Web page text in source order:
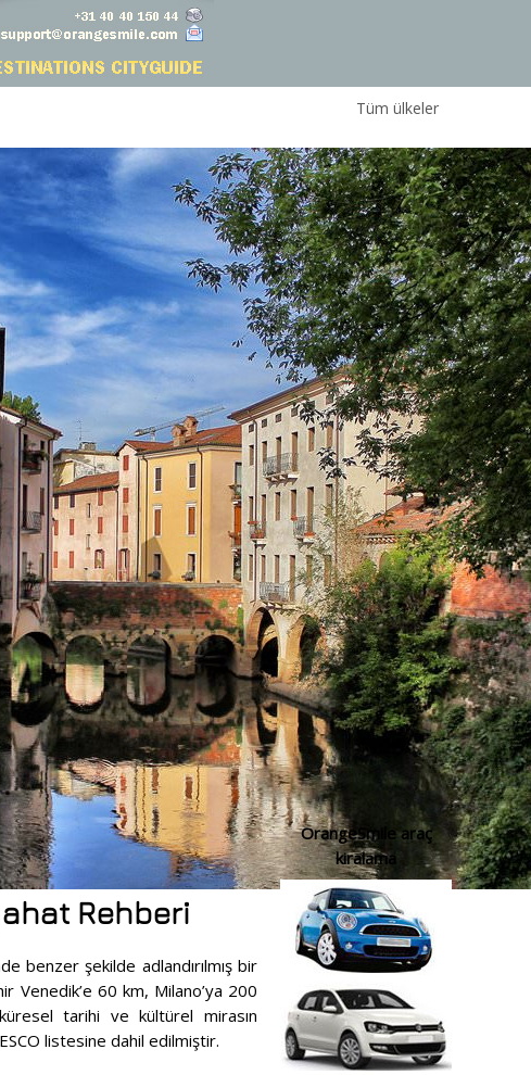
Tüm ülkeler
Rehberi
benzer şekilde adlandırılmış bir
Venedik’e 60 km, Milano’ya 200
tarihi ve kültürel mirasın
listesine dahil edilmiştir.
OrangeSmile araç
kiralama